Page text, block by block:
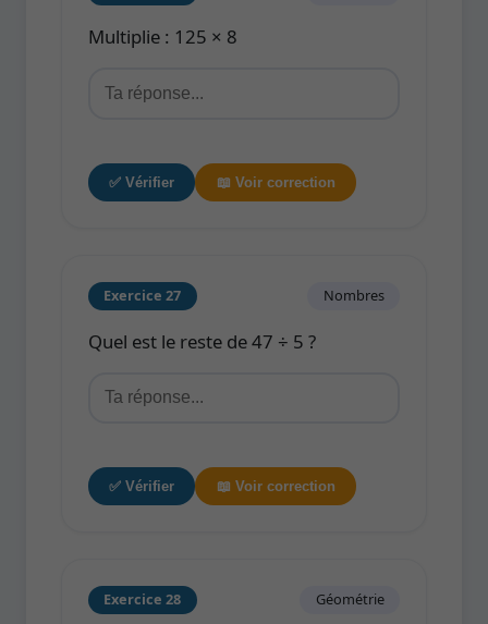
Multiplie : 125 × 8
✅ Vérifier 📖 Voir correction
Exercice 27 Nombres
Quel est le reste de 47 ÷ 5 ?
✅ Vérifier 📖 Voir correction
Exercice 28 Géométrie